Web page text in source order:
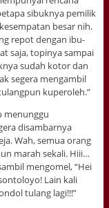
sibuknya pemilik
besar nih.
repot dengan ibu-
saja, topinya sampai
sudah kotor dan
segera mengambil
kuperoleh.”
menunggu
disambarnya
Wah, semua orang
marah sekali. Hiii…
mengomel, “Hei
Lain kali
tulang lagi!!!”